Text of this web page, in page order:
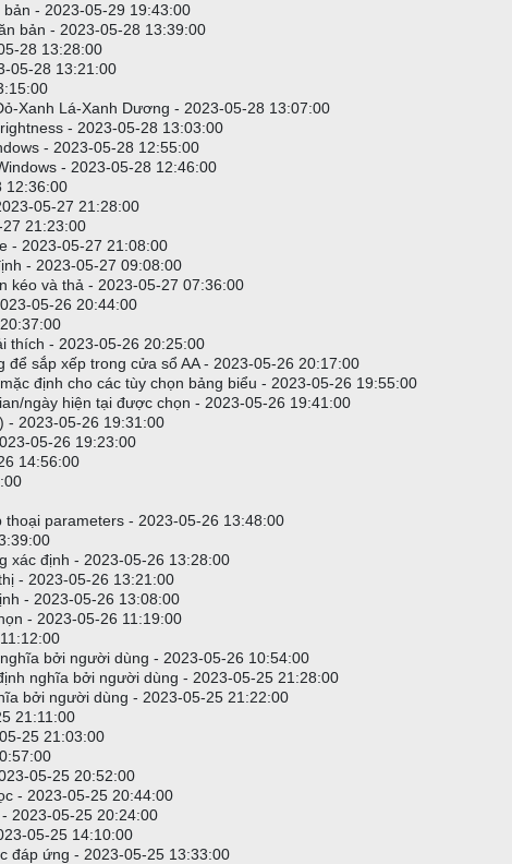
- 2023-05-29 19:43:00
bản - 2023-05-28 13:39:00
28 13:28:00
05-28 13:21:00
Xanh Lá-Xanh Dương - 2023-05-28 13:07:00
- 2023-05-28 13:03:00
- 2023-05-28 12:55:00
- 2023-05-28 12:46:00
12:36:00
05-27 21:28:00
21:23:00
- 2023-05-27 21:08:00
- 2023-05-27 09:08:00
kéo và thả - 2023-05-27 07:36:00
05-26 20:44:00
thích - 2023-05-26 20:25:00
sắp xếp trong cửa sổ AA - 2023-05-26 20:17:00
định cho các tùy chọn bảng biểu - 2023-05-26 19:55:00
ngày hiện tại được chọn - 2023-05-26 19:41:00
- 2023-05-26 19:31:00
05-26 19:23:00
14:56:00
parameters - 2023-05-26 13:48:00
xác định - 2023-05-26 13:28:00
- 2023-05-26 13:21:00
- 2023-05-26 13:08:00
- 2023-05-26 11:19:00
bởi người dùng - 2023-05-26 10:54:00
nghĩa bởi người dùng - 2023-05-25 21:28:00
bởi người dùng - 2023-05-25 21:22:00
21:11:00
25 21:03:00
05-25 20:52:00
- 2023-05-25 20:44:00
2023-05-25 20:24:00
05-25 14:10:00
đáp ứng - 2023-05-25 13:33:00